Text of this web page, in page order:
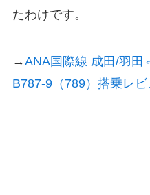
たわけです。
→ANA国際線 成田/羽
B787-9（789）搭乗レビ